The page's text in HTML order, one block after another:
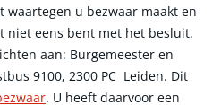
u bezwaar maakt en
niet eens bent met het besluit.
aan: Burgemeester en
9100, 2300 PC Leiden. Dit
. U heeft daarvoor een